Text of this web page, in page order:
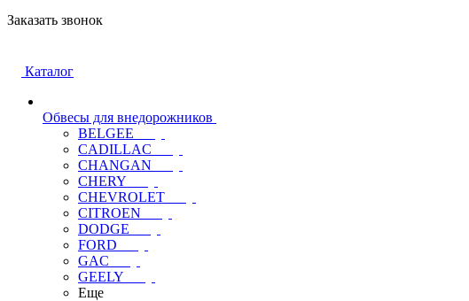
Заказать звонок
Каталог
Обвесы для внедорожников
BELGEE
CADILLAC
CHANGAN
CHERY
CHEVROLET
CITROEN
DODGE
FORD
GAC
GEELY
Еще